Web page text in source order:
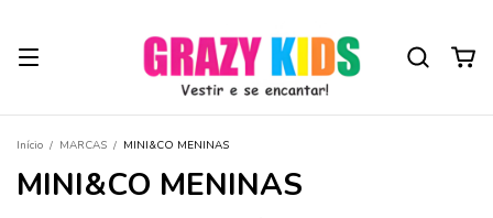
Início / MARCAS / MINI&CO MENINAS
MINI&CO MENINAS